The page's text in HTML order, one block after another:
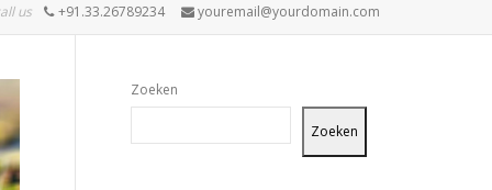
us +91.33.26789234 youremail@yourdomain.com
Zoeken
Zoeken